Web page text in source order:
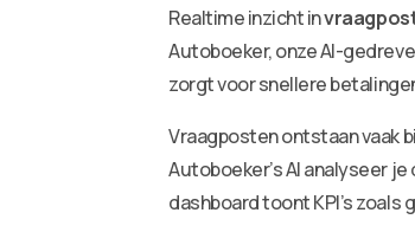
Realtime inzicht in
Autoboeker, onze AI-
zorgt voor snellere
Vraagposten ontstaan vaak
Autoboeker’s AI analyseer
dashboard toont KPI’s